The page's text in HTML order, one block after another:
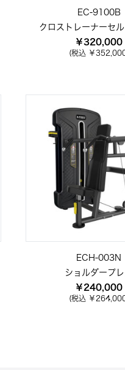
EC-9100B
クロストレーナーセ
￥320,000
(税込 ￥
ECH-003N
ショルダープレ
￥240,000
(税込 ￥